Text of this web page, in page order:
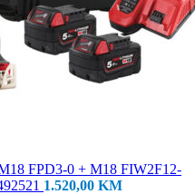
FPD3-0 + M18 FIW2F12-
1.520,00 KM